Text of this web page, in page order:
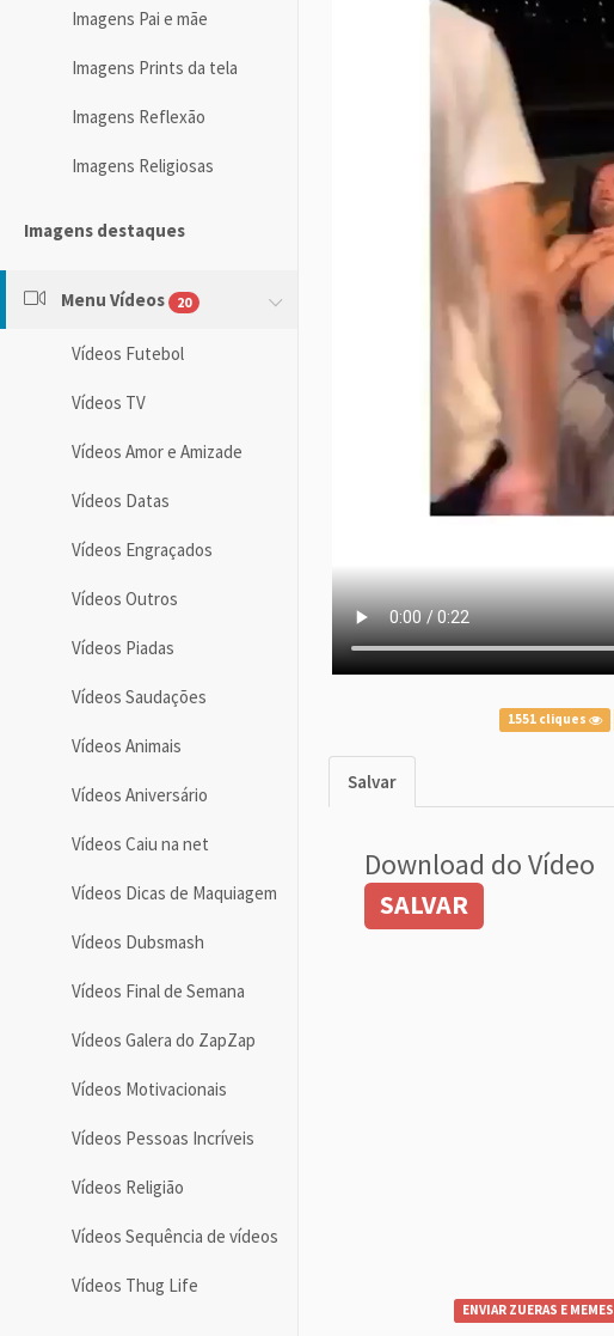
Imagens Pai e mãe
Imagens Prints da tela
Imagens Reflexão
Imagens Religiosas
Imagens destaques
Menu Vídeos 20
Vídeos Futebol
Vídeos TV
Vídeos Amor e Amizade
Vídeos Datas
Vídeos Engraçados
Vídeos Outros
Vídeos Piadas
Vídeos Saudações
Vídeos Animais
Vídeos Aniversário
Vídeos Caiu na net
Vídeos Dicas de Maquiagem
Vídeos Dubsmash
Vídeos Final de Semana
Vídeos Galera do ZapZap
Vídeos Motivacionais
Vídeos Pessoas Incríveis
Vídeos Religião
Vídeos Sequência de vídeos
Vídeos Thug Life
1551 cliques
Salvar
Download do Vídeo
SALVAR
ENVIAR ZUERAS E MEMES